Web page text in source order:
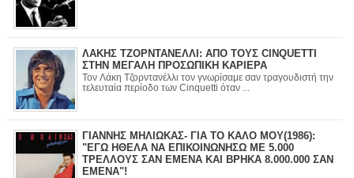
ΛΑΚΗΣ ΤΖΟΡΝΤΑΝΕΛΛΙ: ΑΠΟ ΤΟΥΣ CINQUETTI
ΣΤΗΝ ΜΕΓΑΛΗ ΠΡΟΣΩΠΙΚΗ ΚΑΡΙΕΡΑ
Τον Λάκη Τζορντανέλλι τον γνωρίσαμε σαν τραγουδιστή την
τελευταία περίοδο των Cinquetti όταν ...
ΓΙΑΝΝΗΣ ΜΗΛΙΩΚΑΣ- ΓΙΑ ΤΟ ΚΑΛΟ ΜΟΥ(1986):
"ΕΓΩ ΗΘΕΛΑ ΝΑ ΕΠΙΚΟΙΝΩΝΗΣΩ ΜΕ 5.000
ΤΡΕΛΛΟΥΣ ΣΑΝ ΕΜΕΝΑ ΚΑΙ ΒΡΗΚΑ 8.000.000 ΣΑΝ
ΕΜΕΝΑ"!